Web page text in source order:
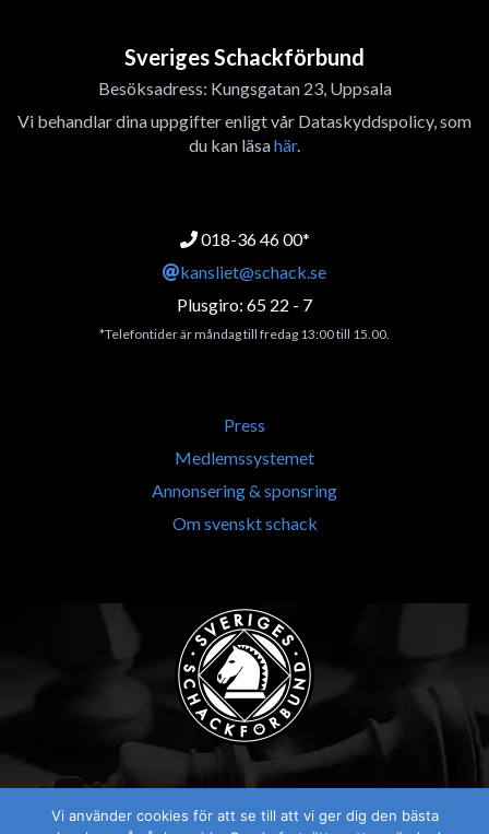
Sveriges Schackförbund
Besöksadress: Kungsgatan 23, Uppsala
Vi behandlar dina uppgifter enligt vår Dataskyddspolicy, som
du kan läsahär.
018-36 46 00*
kansliet@schack.se
Plusgiro: 65 22 - 7
*Telefontider är måndag till fredag 13:00 till 15.00.
Press
Medlemssystemet
Annonsering & sponsring
Om svenskt schack
Visselblåsaren
Vi använder cookies för att se till att vi ger dig den bästa